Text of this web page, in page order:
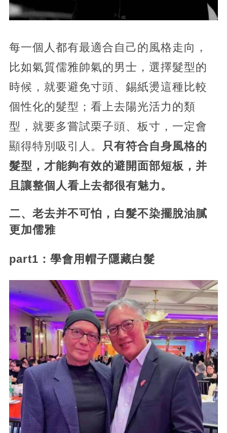
每一個人都有最適合自己的風格走向，
比如氣質儒雅帥氣的男士，選擇髮型的
時候，就要避免寸頭、錫紙燙這種比較
個性化的髮型；看上去陽光活力的類
型，就要多嘗試栗子頭、板寸，一定會
顯得特別吸引人。 只有符合自身風格的
髮型，才能夠有效的避開面部短板，并
且讓整個人看上去都很有魅力。
二、老去并不可怕，白髮不染擺脫油膩
更加儒雅
part1：學會用帽子隱藏白髮